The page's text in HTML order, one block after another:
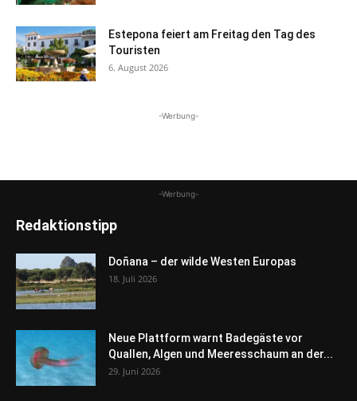
Estepona feiert am Freitag den Tag des
Touristen
6. August 2026
-Werbung-
-Werbung-
Redaktionstipp
Doñana – der wilde Westen Europas
18. Juli 2026
Neue Plattform warnt Badegäste vor
Quallen, Algen und Meeresschaum an der...
29. Juni 2026